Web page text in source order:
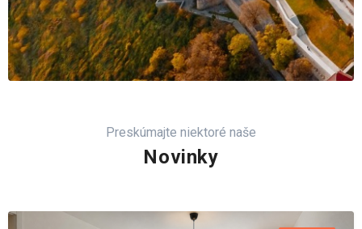
Preskúmajte niektoré naše
Novinky